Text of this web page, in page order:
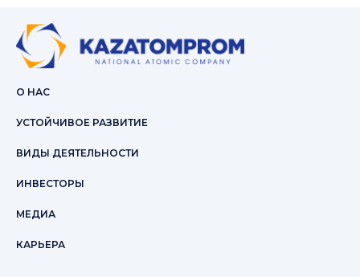
О НАС
УСТОЙЧИВОЕ РАЗВИТИЕ
ВИДЫ ДЕЯТЕЛЬНОСТИ
ИНВЕСТОРЫ
МЕДИА
КАРЬЕРА